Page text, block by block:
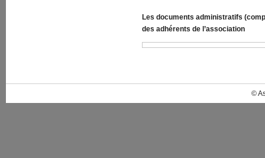
Les documents administratifs
des adhérents de l’association
©